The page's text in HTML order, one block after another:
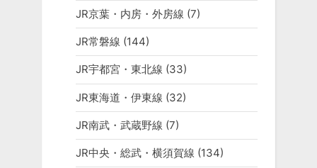
JR京葉・内房・外房線 (7)
JR常磐線 (144)
JR宇都宮・東北線 (33)
JR東海道・伊東線 (32)
JR南武・武蔵野線 (7)
JR中央・総武・横須賀線 (134)